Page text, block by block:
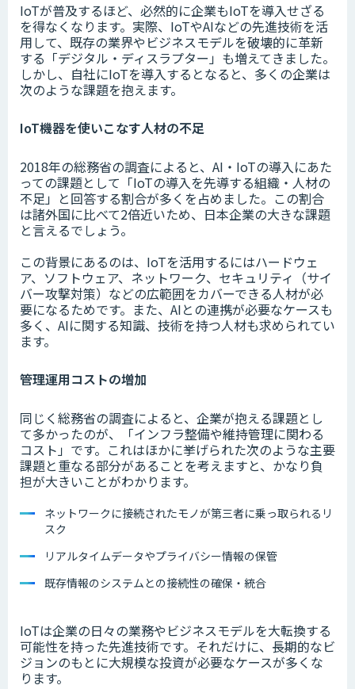
IoTが普及するほど、必然的に企業もIoTを導入せざる
を得なくなります。実際、IoTやAIなどの先進技術を活
用して、既存の業界やビジネスモデルを破壊的に革新
する「デジタル・ディスラプター」も増えてきました。
しかし、自社にIoTを導入するとなると、多くの企業は
次のような課題を抱えます。
IoT機器を使いこなす人材の不足
2018年の総務省の調査によると、AI・IoTの導入にあた
っての課題として「IoTの導入を先導する組織・人材の
不足」と回答する割合が多くを占めました。この割合
は諸外国に比べて2倍近いため、日本企業の大きな課題
と言えるでしょう。
この背景にあるのは、IoTを活用するにはハードウェ
ア、ソフトウェア、ネットワーク、セキュリティ（サイ
バー攻撃対策）などの広範囲をカバーできる人材が必
要になるためです。また、AIとの連携が必要なケースも
多く、AIに関する知識、技術を持つ人材も求められてい
ます。
管理運用コストの増加
同じく総務省の調査によると、企業が抱える課題とし
て多かったのが、「インフラ整備や維持管理に関わる
コスト」です。これはほかに挙げられた次のような主要
課題と重なる部分があることを考えますと、かなり負
担が大きいことがわかります。
ネットワークに接続されたモノが第三者に乗っ取られるリ
スク
リアルタイムデータやプライバシー情報の保管
既存情報のシステムとの接続性の確保・統合
IoTは企業の日々の業務やビジネスモデルを大転換する
可能性を持った先進技術です。それだけに、長期的なビ
ジョンのもとに大規模な投資が必要なケースが多くな
ります。